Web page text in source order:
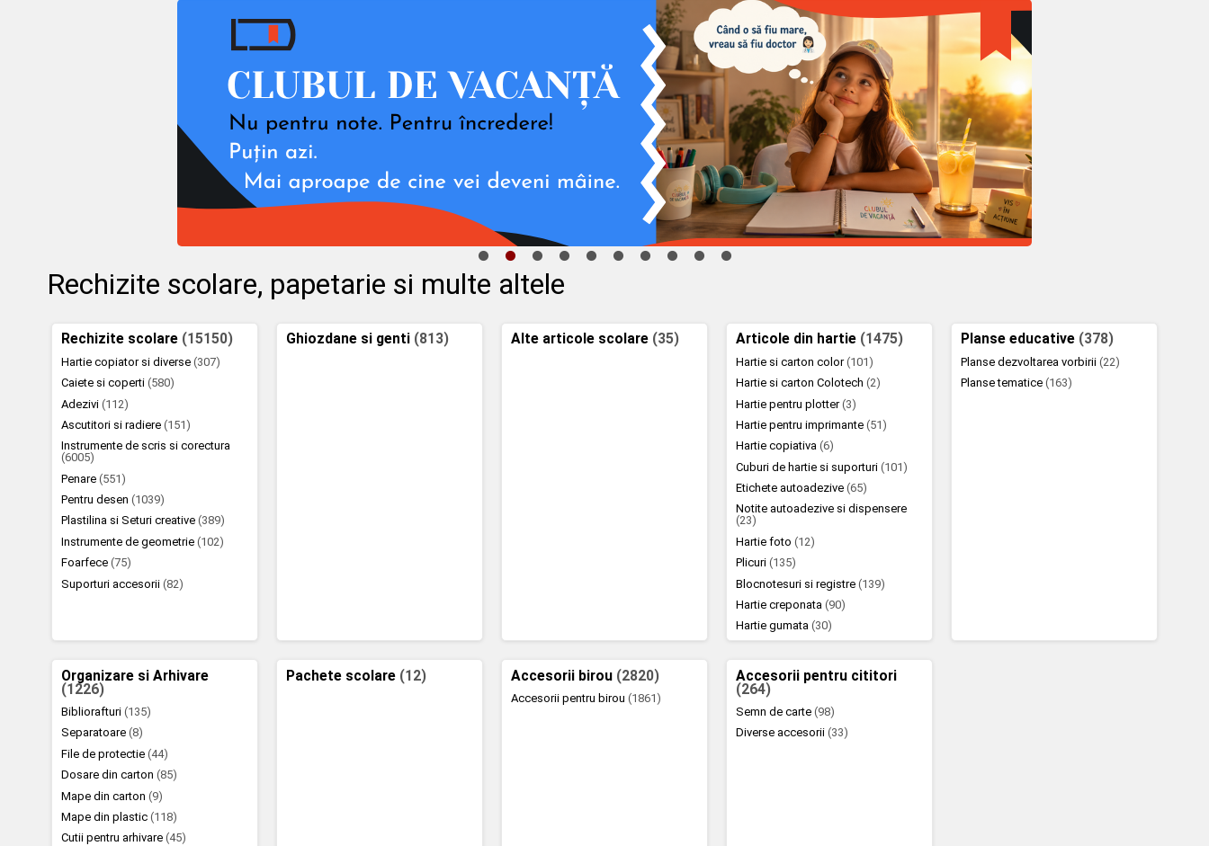
Rechizite scolare, papetarie si multe altele
Rechizite scolare (15150)
Hartie copiator si diverse(307)
Caiete si coperti(580)
Adezivi(112)
Ascutitori si radiere(151)
Instrumente de scris si corectura
(6005)
Penare(551)
Pentru desen(1039)
Plastilina si Seturi creative(389)
Instrumente de geometrie(102)
Foarfece(75)
Suporturi accesorii(82)
Ghiozdane si genti (813) Alte articole scolare (35) Articole din hartie (1475)
Hartie si carton color(101)
Hartie si carton Colotech(2)
Hartie pentru plotter(3)
Hartie pentru imprimante(51)
Hartie copiativa(6)
Cuburi de hartie si suporturi(101)
Etichete autoadezive(65)
Notite autoadezive si dispensere
(23)
Hartie foto(12)
Plicuri(135)
Blocnotesuri si registre(139)
Hartie creponata(90)
Hartie gumata(30)
Planse educative (378)
Planse dezvoltarea vorbirii(22)
Planse tematice(163)
Organizare si Arhivare
(1226)
Bibliorafturi(135)
Separatoare(8)
File de protectie(44)
Dosare din carton(85)
Mape din carton(9)
Mape din plastic(118)
Cutii pentru arhivare(45)
Pachete scolare (12) Accesorii birou (2820)
Accesorii pentru birou(1861)
Accesorii pentru cititori
(264)
Semn de carte(98)
Diverse accesorii(33)